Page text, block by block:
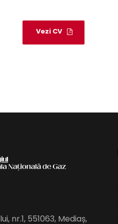
Vezi CV
nr.1, 551063, Mediaș,